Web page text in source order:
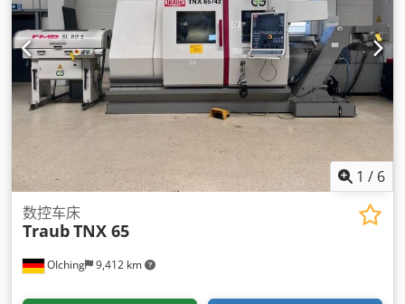
1 / 6
OIching 9,412 km
数控车床
TraubTNX 65